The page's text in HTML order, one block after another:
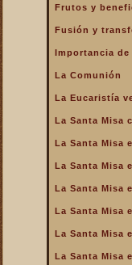
culmen de la vida
La Santa Misa
más saludable
La Santa Misa es
compendio de
bueno que hay en
La Santa Misa es
y la cumbre de
Frutos y
Fusión y
Importancia de
La Comunión
La Eucaristía
La Santa Misa
La Santa Misa
La Santa Misa
La Santa Misa
La Santa Misa
La Santa Misa
La Santa Misa